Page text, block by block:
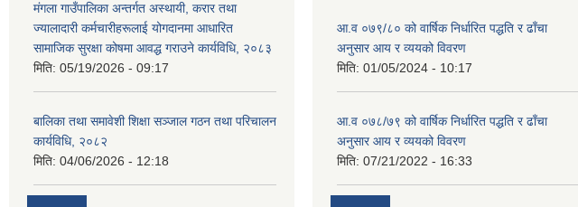
मंगला गाउँपालिका अन्तर्गत अस्थायी, करार तथा
ज्यालादारी कर्मचारीहरूलाई योगदानमा आधारित
सामाजिक सुरक्षा कोषमा आवद्ध गराउने कार्यविधि, २०८३
मिति: 05/19/2026 - 09:17
बालिका तथा समावेशी शिक्षा सञ्जाल गठन तथा परिचालन
कार्यविधि, २०८२
मिति: 04/06/2026 - 12:18
आ.व ०७९/८० को वार्षिक निर्धारित पद्धति र ढाँचा
अनुसार आय र व्ययको विवरण
मिति: 01/05/2024 - 10:17
आ.व ०७८/७९ को वार्षिक निर्धारित पद्धति र ढाँचा
अनुसार आय र व्ययको विवरण
मिति: 07/21/2022 - 16:33